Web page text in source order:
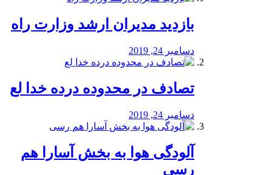
بازدید مدیران ارشد وزارت راه
دسامبر 24, 2019
تصادف در محدوده درده خدا لع
دسامبر 24, 2019
آلودگی هوا به بخش آسارا هم
رسی